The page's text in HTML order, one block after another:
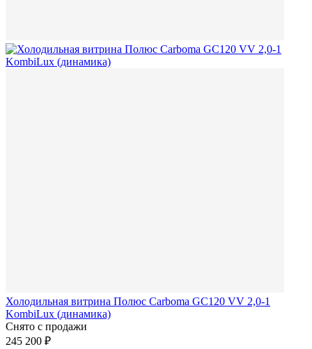
Холодильная витрина Полюс Carboma GC120 VV 2,0-1
KombiLux (динамика)
Снято с продажи
245 200 ₽